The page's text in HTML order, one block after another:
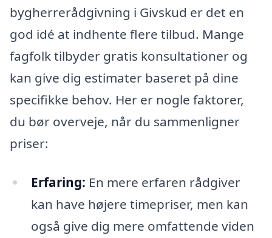
bygherrerådgivning i Givskud er det en
god idé at indhente flere tilbud. Mange
fagfolk tilbyder gratis konsultationer og
kan give dig estimater baseret på dine
specifikke behov. Her er nogle faktorer,
du bør overveje, når du sammenligner
priser:
Erfaring: En mere erfaren rådgiver
kan have højere timepriser, men kan
også give dig mere omfattende viden